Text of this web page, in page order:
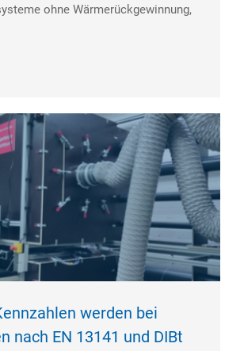
ohne Wärmerückgewinnung,
werden bei
nach EN 13141 und DIBt